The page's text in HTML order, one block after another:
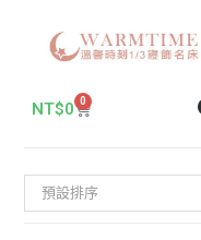
NT$0 0
預設排序